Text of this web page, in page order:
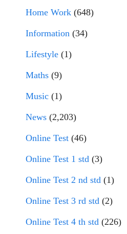
Home Work (648)
Information (34)
Lifestyle (1)
Maths (9)
Music (1)
News (2,203)
Online Test (46)
Online Test 1 std (3)
Online Test 2 nd std (1)
Online Test 3 rd std (2)
Online Test 4 th std (226)